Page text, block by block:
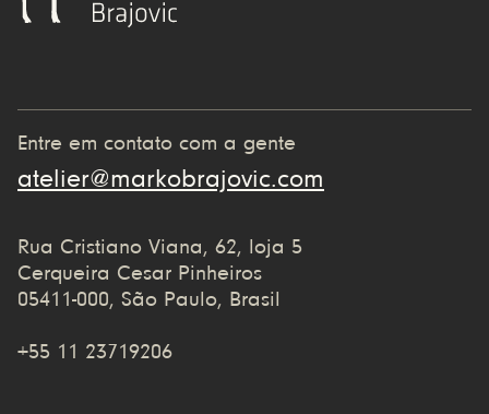
Entre em contato com a gente
atelier@markobrajovic.com
Rua Cristiano Viana, 62, loja 5
Cerqueira Cesar Pinheiros
05411-000, São Paulo, Brasil
+55 11 23719206